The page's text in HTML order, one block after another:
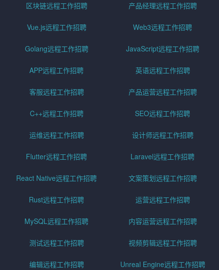
区块链远程工作招聘 产品经理远程工作招聘
Vue.js远程工作招聘 Web3远程工作招聘
Golang远程工作招聘 JavaScript远程工作招聘
APP远程工作招聘 英语远程工作招聘
客服远程工作招聘 产品运营远程工作招聘
C++远程工作招聘 SEO远程工作招聘
运维远程工作招聘 设计师远程工作招聘
Flutter远程工作招聘 Laravel远程工作招聘
React Native远程工作招聘 文案策划远程工作招聘
Rust远程工作招聘 运营远程工作招聘
MySQL远程工作招聘 内容运营远程工作招聘
测试远程工作招聘 视频剪辑远程工作招聘
编辑远程工作招聘 Unreal Engine远程工作招聘